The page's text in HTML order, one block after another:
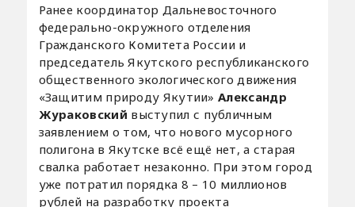
Ранее координатор Дальневосточного
федерально-окружного отделения
Гражданского Комитета России и
председатель Якутского республиканского
общественного экологического движения
«Защитим природу Якутии»Александр
Жураковский выступил с публичным
заявлением о том, что нового мусорного
полигона в Якутске всё ещё нет, а старая
свалка работает незаконно. При этом город
уже потратил порядка 8 – 10 миллионов
рублей на разработку проекта